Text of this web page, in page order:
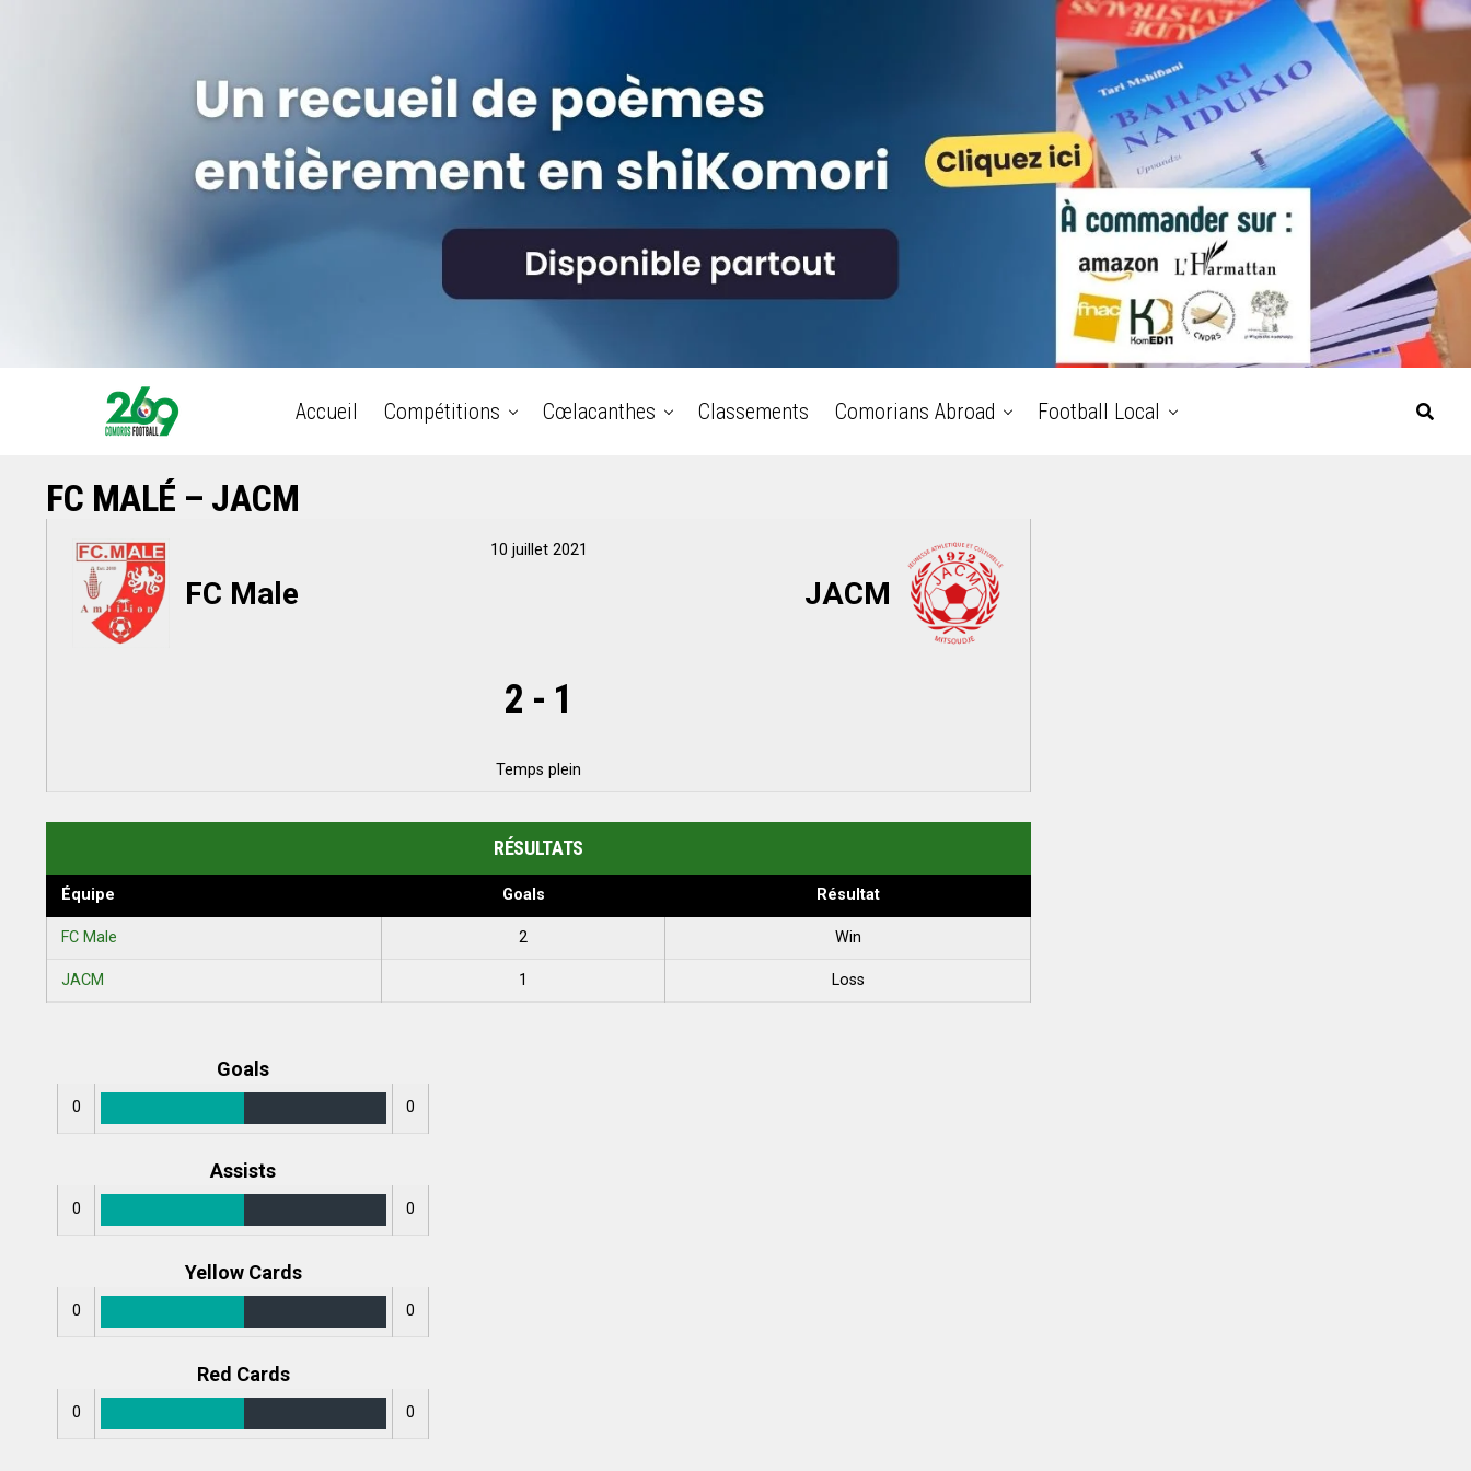
Accueil Compétitions Cœlacanthes Classements Comorians Abroad Football Local
FC MALÉ – JACM
FC Male JACM
10 juillet 2021
2 - 1
Temps plein
RÉSULTATS
Équipe Goals Résultat
FC Male 2 Win
JACM 1 Loss
Goals
0 0
Assists
0 0
Yellow Cards
0 0
Red Cards
0 0